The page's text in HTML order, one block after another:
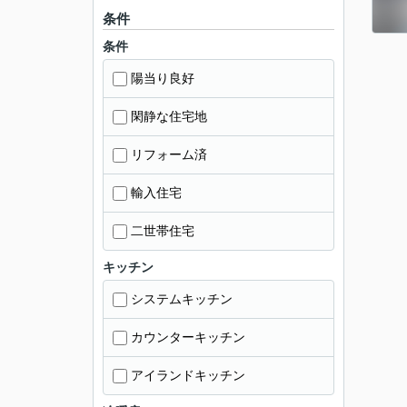
条件
条件
陽当り良好
閑静な住宅地
リフォーム済
輸入住宅
二世帯住宅
キッチン
システムキッチン
カウンターキッチン
アイランドキッチン